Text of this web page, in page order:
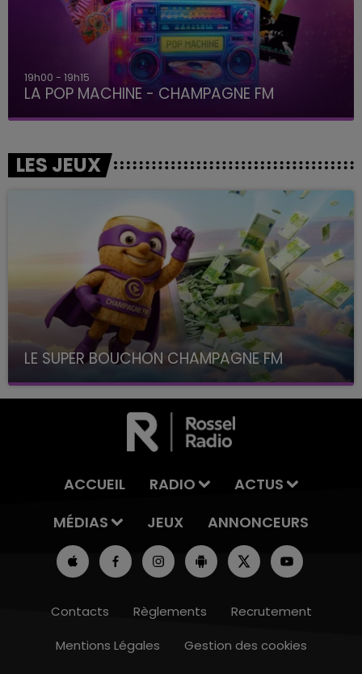
19h00 - 19h15
LA POP MACHINE - CHAMPAGNE FM
LES JEUX
LE SUPER BOUCHON CHAMPAGNE FM
avec La Famille Champagne FM, à 8H10
ACCUEIL RADIO
ACTUS
MÉDIAS
JEUX ANNONCEURS
Contacts Règlements
Recrutement
Mentions Légales
Gestion des cookies